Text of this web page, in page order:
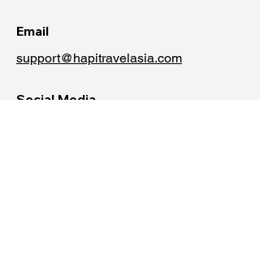
Email
support@hapitravelasia.com
Social Media